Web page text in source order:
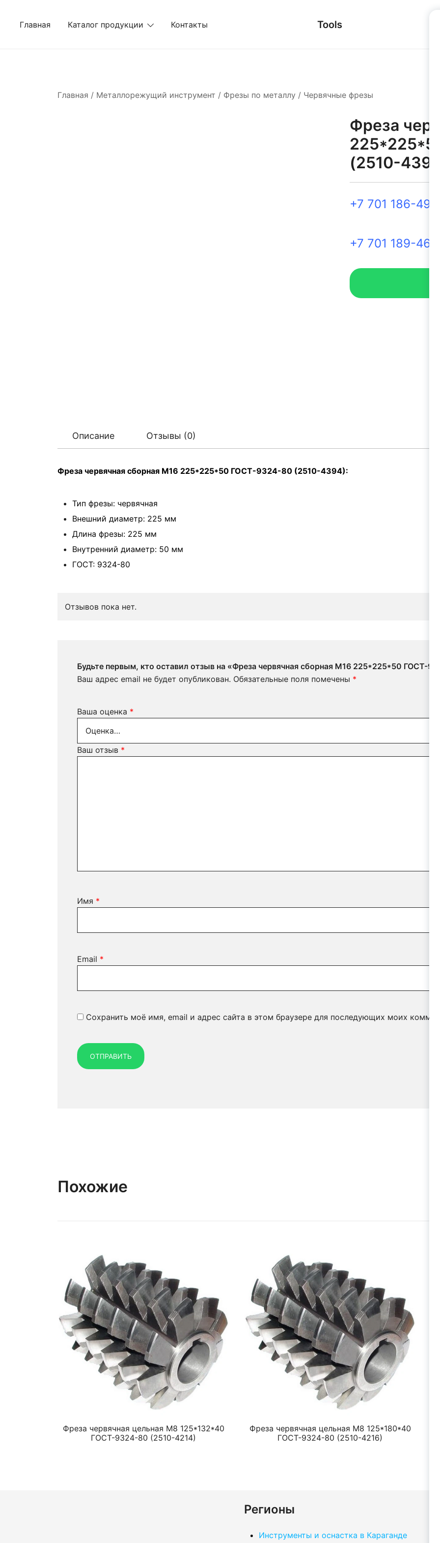
Главная Каталог продукции Контакты Tools
Главная / Металлорежущий инструмент / Фрезы по металлу / Червячные фрезы
Фреза
(2510-4394)
+7 701 186-49-
+7 701 189-46-
Описание Отзывы (0)
Фреза червячная сборная М16 225*225*50 ГОСТ-9324-80 (2510-4394):
Тип фрезы: червячная
Внешний диаметр: 225 мм
Длина фрезы: 225 мм
Внутренний диаметр: 50 мм
ГОСТ: 9324-80
Отзывов пока нет.
Будьте первым, кто оставил отзыв на «Фреза червячная сборная М16 225*225*50 ГОСТ-
Ваш адрес email не будет опубликован. Обязательные поля помечены *
Ваша оценка *
Ваш отзыв *
Имя *
Email *
Сохранить моё имя, email и адрес сайта в этом браузере для последующих моих
Похожие
Фреза червячная цельная М8 125*132*40
ГОСТ-9324-80 (2510-4214)
Фреза червячная цельная М8 125*180*40
ГОСТ-9324-80 (2510-4216)
Регионы
Инструменты и оснастка в Караганде